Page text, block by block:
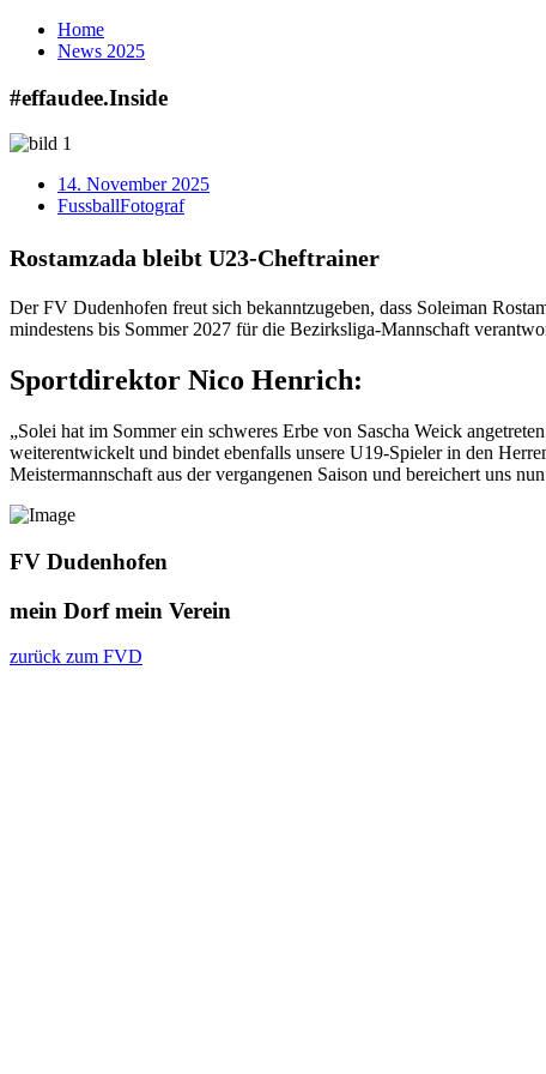
Home
News 2025
#effaudee.Inside
14. November 2025
FussballFotograf
Rostamzada bleibt U23-Cheftrainer
Der FV Dudenhofen freut sich bekanntzugeben, dass Soleiman
mindestens bis Sommer 2027 für die Bezirksliga-Mannschaft
Sportdirektor Nico Henrich:
„Solei hat im Sommer ein schweres Erbe von Sascha Weick
weiterentwickelt und bindet ebenfalls unsere U19-Spieler in den
Meistermannschaft aus der vergangenen Saison und bereichert uns
FV Dudenhofen
mein Dorfmein Verein
zurück zum FVD